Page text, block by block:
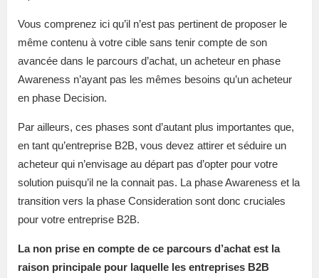
Vous comprenez ici qu’il n’est pas pertinent de proposer le
même contenu à votre cible sans tenir compte de son
avancée dans le parcours d’achat, un acheteur en phase
Awareness n’ayant pas les mêmes besoins qu’un acheteur
en phase Decision.
Par ailleurs, ces phases sont d’autant plus importantes que,
en tant qu’entreprise B2B, vous devez attirer et séduire un
acheteur qui n’envisage au départ pas d’opter pour votre
solution puisqu’il ne la connait pas. La phase Awareness et la
transition vers la phase Consideration sont donc cruciales
pour votre entreprise B2B.
La non prise en compte de ce parcours d’achat est la
raison principale pour laquelle les entreprises B2B